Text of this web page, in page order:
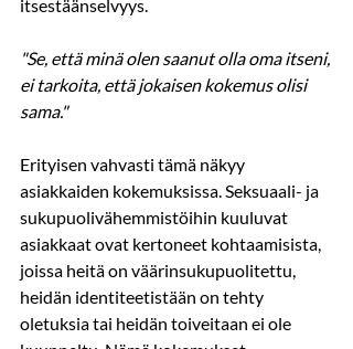
itsestäänselvyys.
"Se, että minä olen saanut olla oma itseni,
ei tarkoita, että jokaisen kokemus olisi
sama."
Erityisen vahvasti tämä näkyy
asiakkaiden kokemuksissa. Seksuaali- ja
sukupuolivähemmistöihin kuuluvat
asiakkaat ovat kertoneet kohtaamisista,
joissa heitä on väärinsukupuolitettu,
heidän identiteetistään on tehty
oletuksia tai heidän toiveitaan ei ole